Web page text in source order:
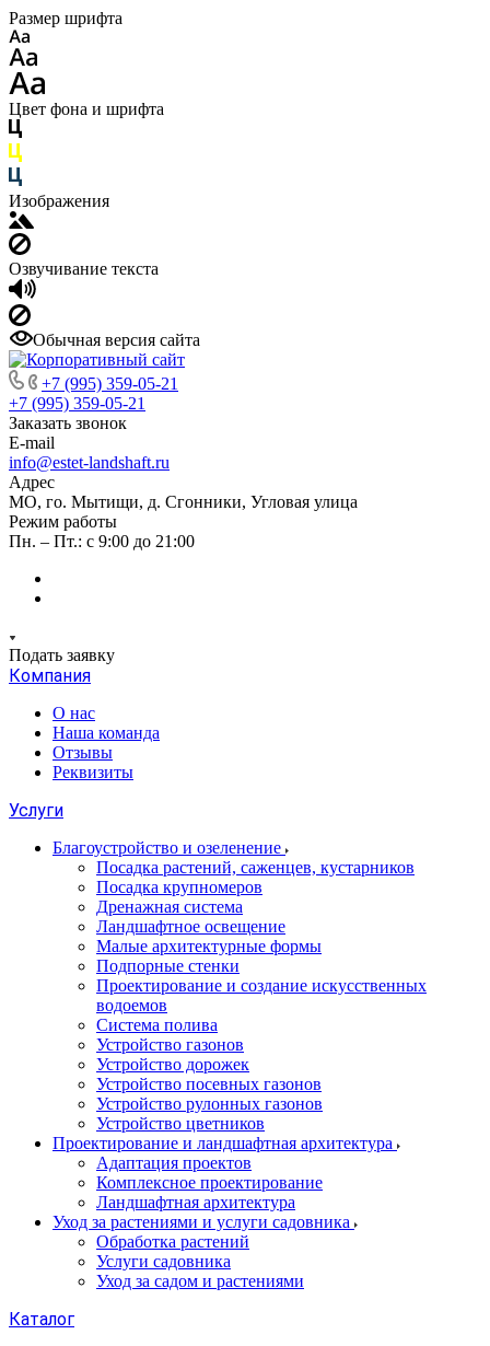
Размер шрифта
Цвет фона и шрифта
Изображения
Озвучивание текста
Обычная версия сайта
+7 (995) 359-05-21
+7 (995) 359-05-21
Заказать звонок
E-mail
info@estet-landshaft.ru
Адрес
МО, го. Мытищи, д. Сгонники, Угловая улица
Режим работы
Пн. – Пт.: с 9:00 до 21:00
Подать заявку
Компания
О нас
Наша команда
Отзывы
Реквизиты
Услуги
Благоустройство и озеленение
Посадка растений, саженцев, кустарников
Посадка крупномеров
Дренажная система
Ландшафтное освещение
Малые архитектурные формы
Подпорные стенки
Проектирование и создание искусственных
водоемов
Система полива
Устройство газонов
Устройство дорожек
Устройство посевных газонов
Устройство рулонных газонов
Устройство цветников
Проектирование и ландшафтная архитектура
Адаптация проектов
Комплексное проектирование
Ландшафтная архитектура
Уход за растениями и услуги садовника
Обработка растений
Услуги садовника
Уход за садом и растениями
Каталог